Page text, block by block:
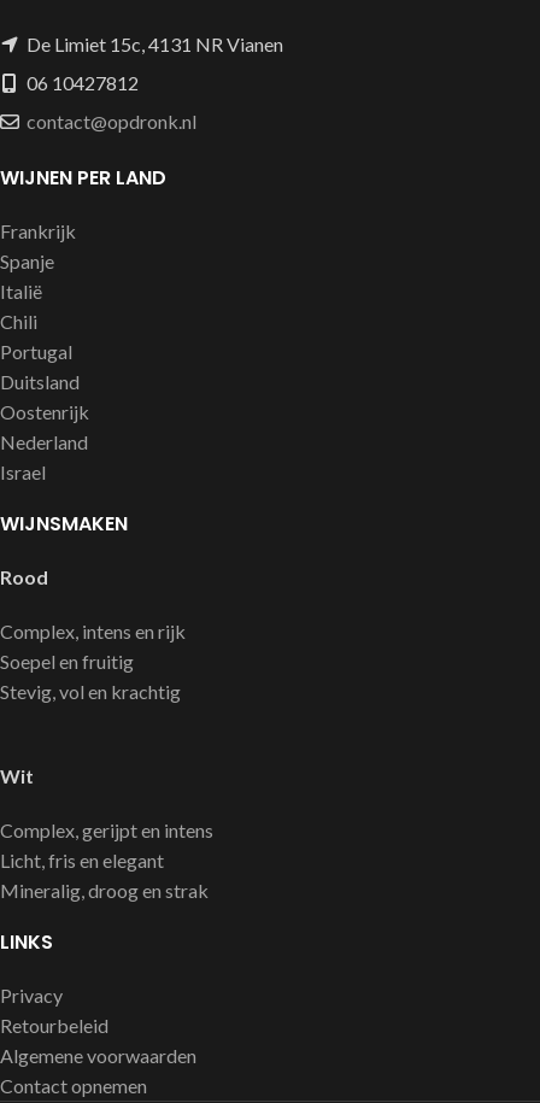
De Limiet 15c, 4131 NR Vianen
06 10427812
contact@opdronk.nl
WIJNEN PER LAND
Frankrijk
Spanje
Italië
Chili
Portugal
Duitsland
Oostenrijk
Nederland
Israel
WIJNSMAKEN
Rood
Complex, intens en rijk
Soepel en fruitig
Stevig, vol en krachtig
Wit
Complex, gerijpt en intens
Licht, fris en elegant
Mineralig, droog en strak
LINKS
Privacy
Retourbeleid
Algemene voorwaarden
Contact opnemen